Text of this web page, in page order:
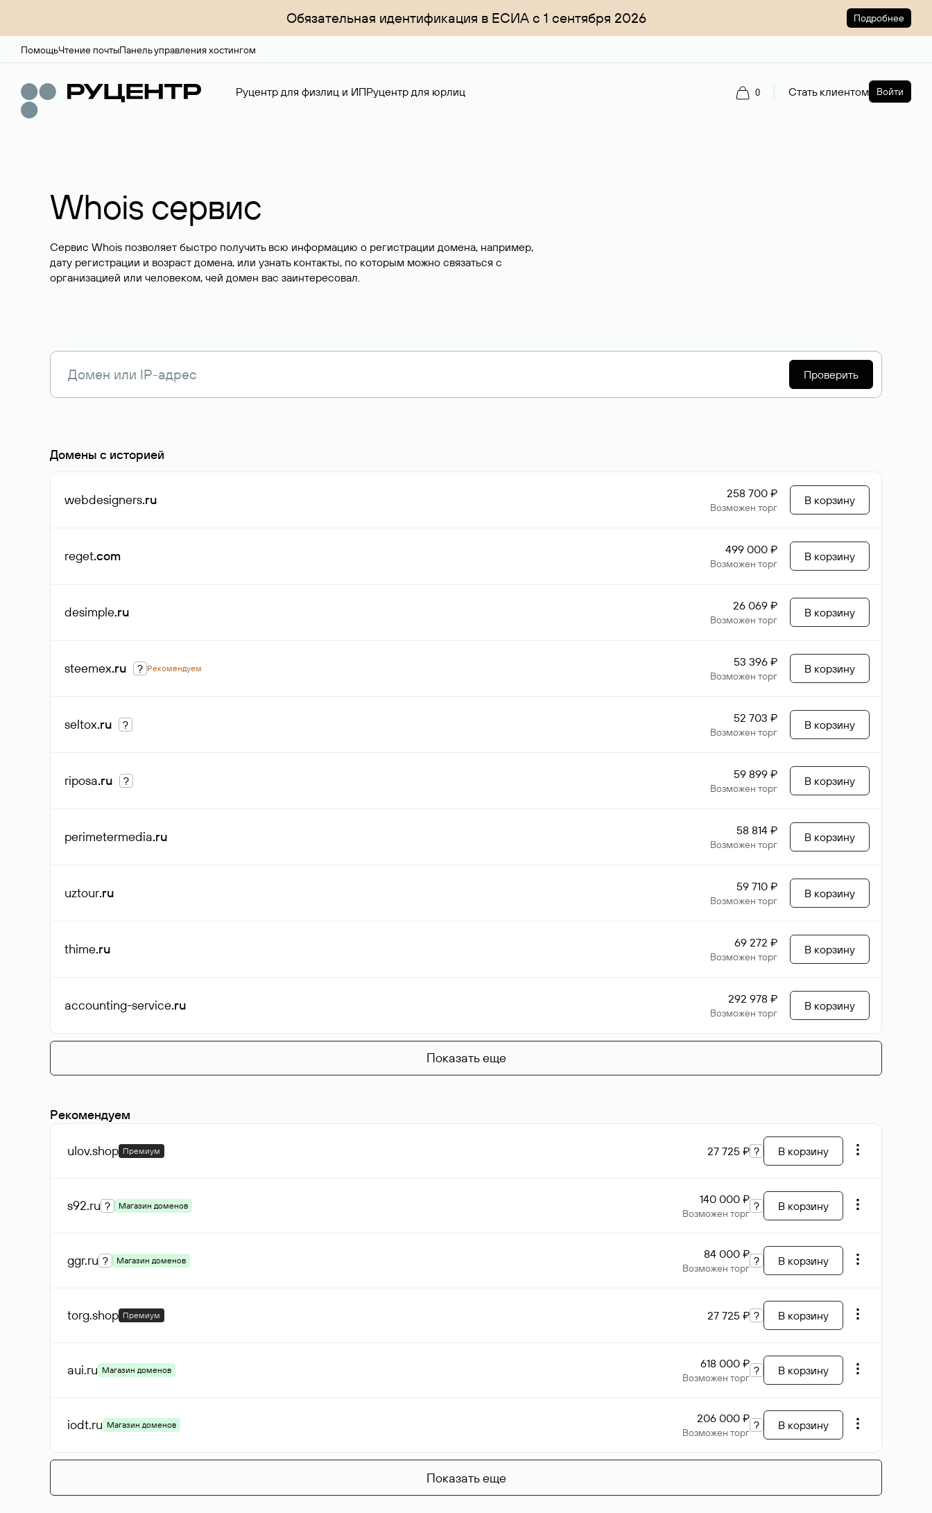
Обязательная идентификация в ЕСИА с 1 сентября 2026 Подробнее
ПомощьЧтение почтыПанель управления хостингом
Руцентр для физлиц и ИПРуцентр для юрлиц 0 Стать клиентом Войти
Whois сервис
Сервис Whois позволяет быстро получить всю информацию о регистрации домена, например,
дату регистрации и возраст домена, или узнать контакты, по которым можно связаться с
организацией или человеком, чей домен вас заинтересовал.
Проверить
Домены с историей
webdesigners.ru 258 700 ₽
Возможен торг
В корзину
reget.com 499 000 ₽
Возможен торг
В корзину
desimple.ru 26 069 ₽
Возможен торг
В корзину
steemex.ru ? Рекомендуем 53 396 ₽
Возможен торг
В корзину
seltox.ru ? 52 703 ₽
Возможен торг
В корзину
riposa.ru ? 59 899 ₽
Возможен торг
В корзину
perimetermedia.ru 58 814 ₽
Возможен торг
В корзину
uztour.ru 59 710 ₽
Возможен торг
В корзину
thime.ru 69 272 ₽
Возможен торг
В корзину
accounting-service.ru 292 978 ₽
Возможен торг
В корзину
Показать еще
Рекомендуем
ulov.shop Премиум 27 725 ₽ ? В корзину
s92.ru ? Магазин доменов 140 000 ₽
Возможен торг
? В корзину
ggr.ru ? Магазин доменов 84 000 ₽
Возможен торг
? В корзину
torg.shop Премиум 27 725 ₽ ? В корзину
aui.ru Магазин доменов 618 000 ₽
Возможен торг
? В корзину
iodt.ru Магазин доменов 206 000 ₽
Возможен торг
? В корзину
Показать еще